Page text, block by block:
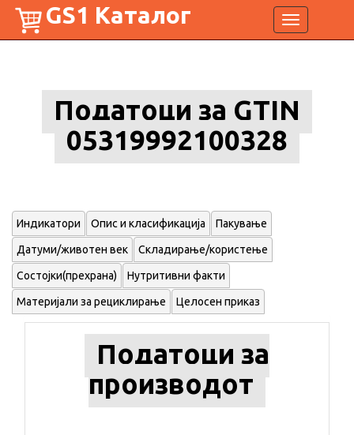
Toggle
navigation
GS1 Каталог
Податоци за GTIN
05319992100328
Индикатори Опис и класификација Пакување
Датуми/животен век Складирање/користење
Состојки(прехрана) Нутритивни факти
Материјали за рециклирање Целосен приказ
Податоци за
производот